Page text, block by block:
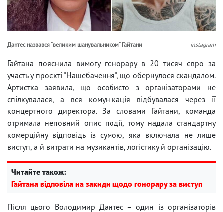
Дантес назвався "великим шанувальником" Гайтани instagram
Гайтана пояснила вимогу гонорару в 20 тисяч євро за
участь у проєкті "Нашебачення", що обернулося скандалом.
Артистка заявила, що особисто з організаторами не
спілкувалася, а вся комунікація відбувалася через її
концертного директора. За словами Гайтани, команда
отримала неповний опис події, тому надала стандартну
комерційну відповідь із сумою, яка включала не лише
виступ, а й витрати на музикантів, логістику й організацію.
Читайте також:
Гайтана відповіла на закиди щодо гонорару за виступ
Після цього Володимир Дантес – один із організаторів